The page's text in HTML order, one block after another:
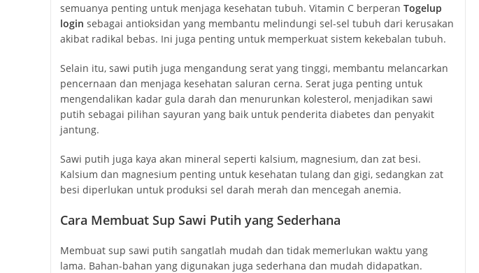
semuanya penting untuk menjaga kesehatan tubuh. Vitamin C berperan Togelup
login sebagai antioksidan yang membantu melindungi sel-sel tubuh dari kerusakan
akibat radikal bebas. Ini juga penting untuk memperkuat sistem kekebalan tubuh.
Selain itu, sawi putih juga mengandung serat yang tinggi, membantu melancarkan
pencernaan dan menjaga kesehatan saluran cerna. Serat juga penting untuk
mengendalikan kadar gula darah dan menurunkan kolesterol, menjadikan sawi
putih sebagai pilihan sayuran yang baik untuk penderita diabetes dan penyakit
jantung.
Sawi putih juga kaya akan mineral seperti kalsium, magnesium, dan zat besi.
Kalsium dan magnesium penting untuk kesehatan tulang dan gigi, sedangkan zat
besi diperlukan untuk produksi sel darah merah dan mencegah anemia.
Cara Membuat Sup Sawi Putih yang Sederhana
Membuat sup sawi putih sangatlah mudah dan tidak memerlukan waktu yang
lama. Bahan-bahan yang digunakan juga sederhana dan mudah didapatkan.